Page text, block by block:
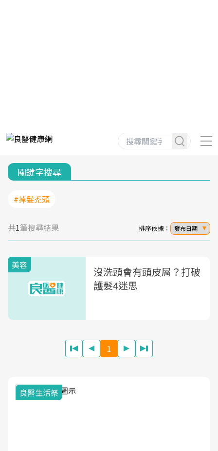
關鍵字搜尋
#掉髮禿頭
共1筆搜尋結果 排序依據： 發布日期
美容
沒洗頭會有頭皮屑？打破
護髮4迷思
1
良醫生活祭